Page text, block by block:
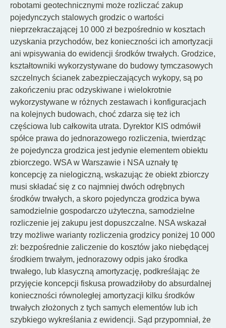
robotami geotechnicznymi może rozliczać zakup
pojedynczych stalowych grodzic o wartości
nieprzekraczającej 10 000 zł bezpośrednio w kosztach
uzyskania przychodów, bez konieczności ich amortyzacji
ani wpisywania do ewidencji środków trwałych. Grodzice,
kształtowniki wykorzystywane do budowy tymczasowych
szczelnych ścianek zabezpieczających wykopy, są po
zakończeniu prac odzyskiwane i wielokrotnie
wykorzystywane w różnych zestawach i konfiguracjach
na kolejnych budowach, choć zdarza się też ich
częściowa lub całkowita utrata. Dyrektor KIS odmówił
spółce prawa do jednorazowego rozliczenia, twierdząc
że pojedyncza grodzica jest jedynie elementem obiektu
zbiorczego. WSA w Warszawie i NSA uznały tę
koncepcję za nielogiczną, wskazując że obiekt zbiorczy
musi składać się z co najmniej dwóch odrębnych
środków trwałych, a skoro pojedyncza grodzica bywa
samodzielnie gospodarczo użyteczna, samodzielne
rozliczenie jej zakupu jest dopuszczalne. NSA wskazał
trzy możliwe warianty rozliczenia grodzicy poniżej 10 000
zł: bezpośrednie zaliczenie do kosztów jako niebędącej
środkiem trwałym, jednorazowy odpis jako środka
trwałego, lub klasyczną amortyzację, podkreślając że
przyjęcie koncepcji fiskusa prowadziłoby do absurdalnej
konieczności równoległej amortyzacji kilku środków
trwałych złożonych z tych samych elementów lub ich
szybkiego wykreślania z ewidencji. Sąd przypomniał, że